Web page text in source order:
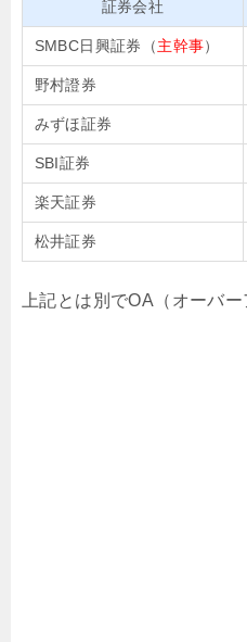
証券会社
SMBC日興証券（主幹事）
野村證券
みずほ証券
SBI証券
楽天証券
松井証券
上記とは別でOA（オーバ